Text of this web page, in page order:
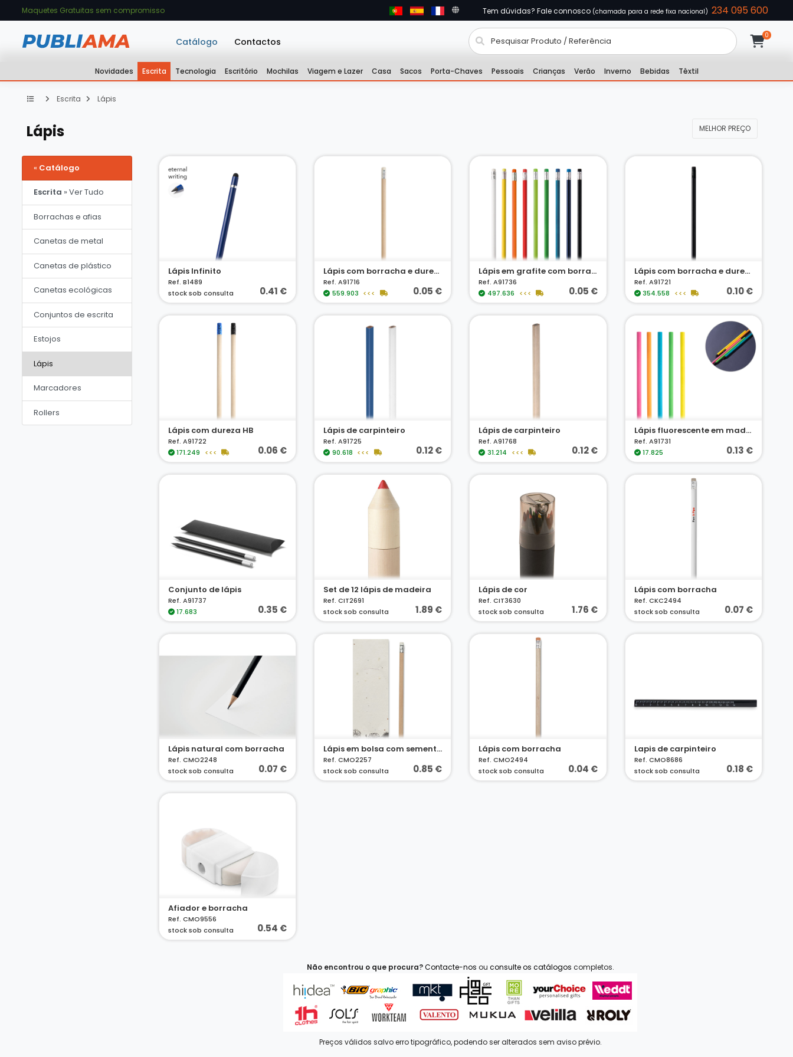
Maquetes Gratuitas sem compromisso Tem dúvidas? Fale connosco (chamada para a rede fixa nacional) 234 095 600
Catálogo Contactos
Novidades Escrita Tecnologia Escritório Mochilas Viagem e Lazer Casa Sacos Porta-Chaves Pessoais Crianças Verão Inverno Bebidas Têxtil
Escrita Lápis
Lápis MELHOR PREÇO
« Catálogo
Escrita » Ver Tudo
Borrachas e afias
Canetas de metal
Canetas de plástico
Canetas ecológicas
Conjuntos de escrita
Estojos
Lápis
Marcadores
Rollers
Lápis Infinito
Ref. B1489
stock sob consulta
0.41 €
Lápis com borracha e dureza HB
Ref. A91716
559.903 <<< 0.05 €
Lápis em grafite com borracha
Ref. A91736
497.636
<<< 0.05 €
Lápis com borracha e dureza HB
Ref. A91721
354.558
<<< 0.10 €
Lápis com dureza HB
Ref. A91722
171.249
<<< 0.06 €
Lápis de carpinteiro
Ref. A91725
90.618 <<< 0.12 €
Lápis de carpinteiro
Ref. A91768
31.214
<<< 0.12 €
Lápis fluorescente em madeira
Ref. A91731
17.825
0.13 €
Conjunto de lápis
Ref. A91737
17.683
0.35 €
Set de 12 lápis de madeira
Ref. CIT2691
stock sob consulta
1.89 €
Lápis de cor
Ref. CIT3630
stock sob consulta
1.76 €
Lápis com borracha
Ref. CKC2494
stock sob consulta
0.07 €
Lápis natural com borracha
Ref. CMO2248
stock sob consulta
0.07 €
Lápis em bolsa com sementes
Ref. CMO2257
stock sob consulta
0.85 €
Lápis com borracha
Ref. CMO2494
stock sob consulta
0.04 €
Lapis de carpinteiro
Ref. CMO8686
stock sob consulta
0.18 €
Afiador e borracha
Ref. CMO9556
stock sob consulta
0.54 €
Não encontrou o que procura?Contacte-nos ou consulte os catálogos completos.
Preços válidos salvo erro tipográfico, podendo ser alterados sem aviso prévio.